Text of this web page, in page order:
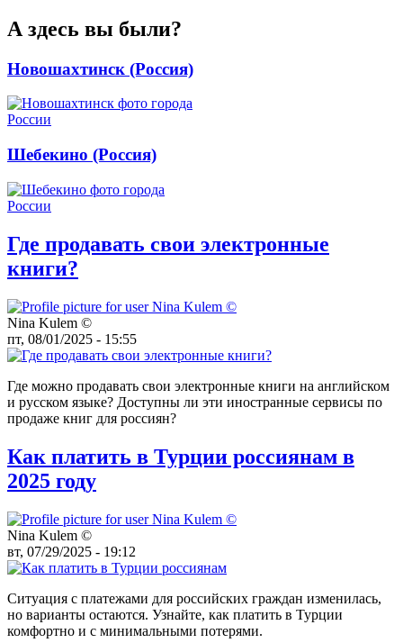
А здесь вы были?
Новошахтинск (Россия)
Шебекино (Россия)
Где продавать свои электронные
книги?
Nina Kulem ©️
пт, 08/01/2025 - 15:55
Где можно продавать свои электронные книги на английском
и русском языке? Доступны ли эти иностранные сервисы по
продаже книг для россиян?
Как платить в Турции россиянам в
2025 году
Nina Kulem ©️
вт, 07/29/2025 - 19:12
Ситуация с платежами для российских граждан изменилась,
но варианты остаются. Узнайте, как платить в Турции
комфортно и с минимальными потерями.